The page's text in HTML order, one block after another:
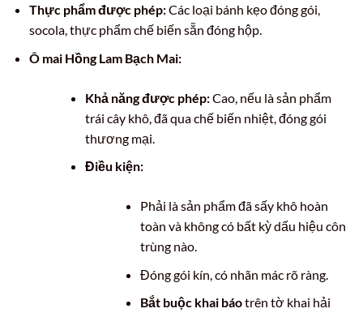
Thực phẩm được phép:Các loại bánh kẹo đóng gói,
socola, thực phẩm chế biến sẵn đóng hộp.
Ô mai Hồng Lam Bạch Mai:
Khả năng được phép:Cao, nếu là sản phẩm
trái cây khô, đã qua chế biến nhiệt, đóng gói
thương mại.
Điều kiện:
Phải là sản phẩm đã sấy khô hoàn
toàn và không có bất kỳ dấu hiệu côn
trùng nào.
Đóng gói kín, có nhãn mác rõ ràng.
Bắt buộc khai báotrên tờ khai hải